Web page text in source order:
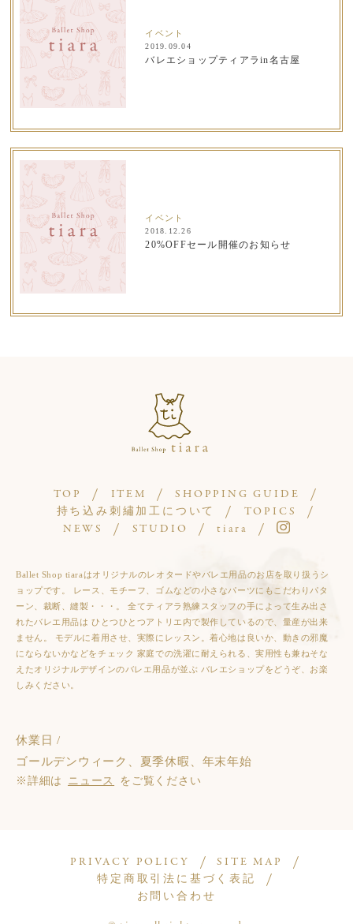
イベント
2019.09.04
バレエショップティアラin名古屋
イベント
2018.12.26
20%OFFセール開催のお知らせ
TOP ITEM
SHOPPING GUIDE
持ち込み刺繡加工について
TOPICS
NEWS
STUDIO tiara
Ballet Shop tiaraはオリジナルのレオタードやバレエ用品のお店を取り扱うシ
ョップです。 レース、モチーフ、ゴムなどの小さなパーツにもこだわりパタ
ーン、裁断、縫製・・・。 全てティアラ熟練スタッフの手によって生み出さ
れたバレエ用品は ひとつひとつアトリエ内で製作しているので、量産が出来
ません。 モデルに着用させ、実際にレッスン。着心地は良いか、動きの邪魔
にならないかなどをチェック 家庭での洗濯に耐えられる、実用性も兼ねそな
えたオリジナルデザインのバレエ用品が並ぶ バレエショップをどうぞ、お楽
しみください。
休業日 /
ゴールデンウィーク、夏季休暇、年末年始
※詳細は ニュース をご覧ください
PRIVACY POLICY
SITE MAP
特定商取引法に基づく表記
お問い合わせ